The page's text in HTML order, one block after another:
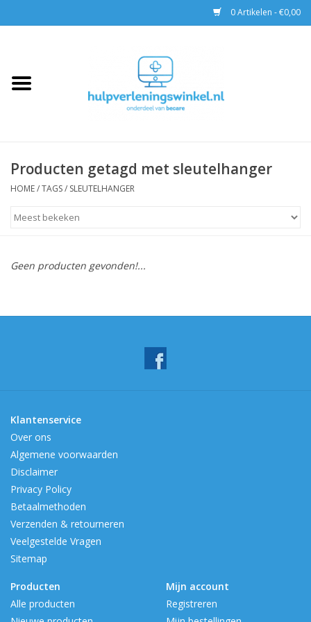
0 Artikelen - €0,00
EHBO
Pax tassen
Trainingen
Producten getagd met sleutelhanger
HOME/TAGS/ SLEUTELHANGER
Geen producten gevonden!...
Klantenservice
Over ons
Algemene voorwaarden
Disclaimer
Privacy Policy
Betaalmethoden
Verzenden & retourneren
Veelgestelde Vragen
Sitemap
Producten
Alle producten
Mijn account
Registreren